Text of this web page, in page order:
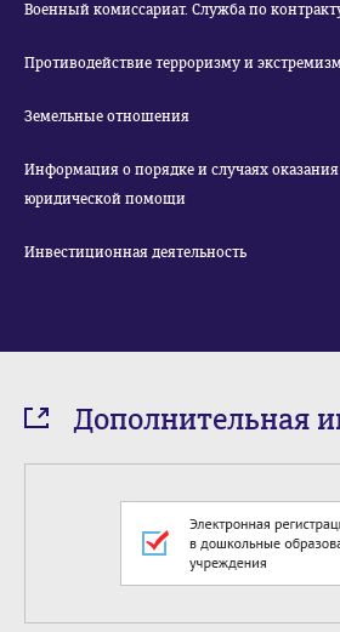
Военный комиссариат. Служба по
Противодействие терроризму и
Земельные отношения
Информация о порядке и случаях оказания
юридической помощи
Инвестиционная деятельность
Дополнительная